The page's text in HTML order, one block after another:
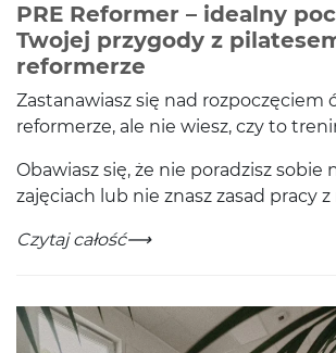
PRE Reformer – idealny
Twojej przygody z
reformerze
Zas­tanaw­iasz się nad rozpoczę­ciem
reformerze, ale nie wiesz, czy to
Obaw­iasz się, że nie poradzisz sobie
zaję­ci­ach lub nie znasz zasad pracy z
PRE Reformer – idealny początek
-Czytaj całość